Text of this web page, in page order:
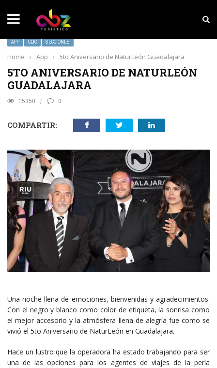
NOTICIAS SOBRESALIENTES
APP CLIC SECCIONES
Home › App › 5to Aniversario de NaturLeón Guadalajara
5TO ANIVERSARIO DE NATURLEÓN
GUADALAJARA
15350 0
COMPARTIR:
Una noche llena de emociones, bienvenidas y agradecimientos.
Con el negro y blanco como color de etiqueta, la sonrisa como
el mejor accesorio y la atmósfera llena de alegría fue como se
vivió el 5to Aniversario de NaturLeón en Guadalajara.
Hace un lustro que la operadora ha estado trabajando para ser
una de las opciones para los agentes de viajes de la perla